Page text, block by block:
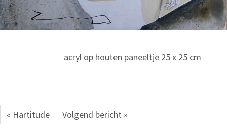
acryl op houten paneeltje 25 x 25 cm
« Hartitude Volgend bericht »